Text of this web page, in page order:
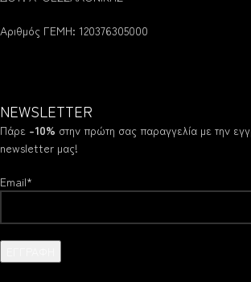
Αριθμός ΓΕΜΗ: 120376305000
NEWSLETTER
Πάρε -10% στην πρώτη σας παραγγελία με την
newsletter μας!
Email*